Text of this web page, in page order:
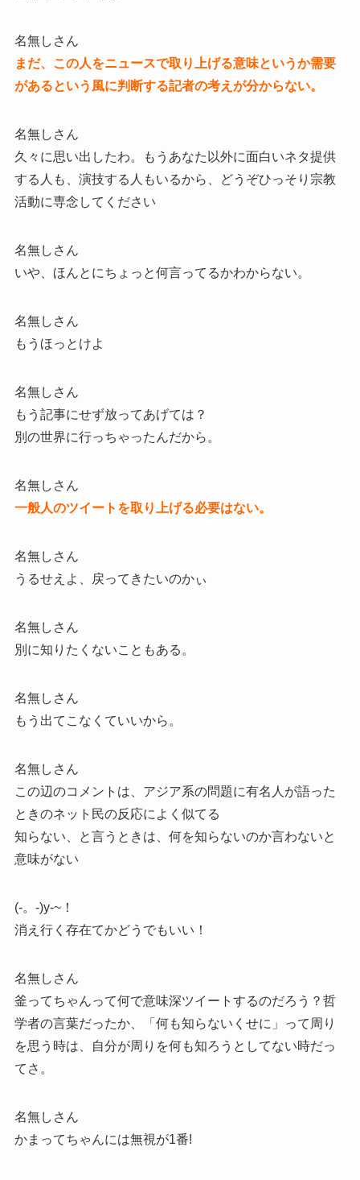
名無しさん
まだ、この人をニュースで取り上げる意味というか需要
があるという風に判断する記者の考えが分からない。
名無しさん
久々に思い出したわ。もうあなた以外に面白いネタ提供
する人も、演技する人もいるから、どうぞひっそり宗教
活動に専念してください
名無しさん
いや、ほんとにちょっと何言ってるかわからない。
名無しさん
もうほっとけよ
名無しさん
もう記事にせず放ってあげては？
別の世界に行っちゃったんだから。
名無しさん
一般人のツイートを取り上げる必要はない。
名無しさん
うるせえよ、戻ってきたいのかぃ
名無しさん
別に知りたくないこともある。
名無しさん
もう出てこなくていいから。
名無しさん
この辺のコメントは、アジア系の問題に有名人が語った
ときのネット民の反応によく似てる
知らない、と言うときは、何を知らないのか言わないと
意味がない
(-。-)y-~！
消え行く存在てかどうでもいい！
名無しさん
釜ってちゃんって何で意味深ツイートするのだろう？哲
学者の言葉だったか、「何も知らないくせに」って周り
を思う時は、自分が周りを何も知ろうとしてない時だっ
てさ。
名無しさん
かまってちゃんには無視が1番!